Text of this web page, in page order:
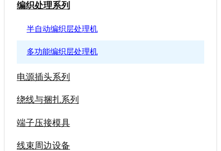
编织处理系列
半自动编织层处理机
多功能编织层处理机
电源插头系列
绕线与捆扎系列
端子压接模具
线束周边设备